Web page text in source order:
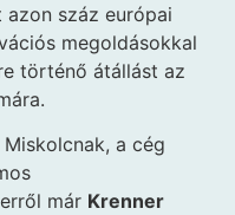
száz európai
megoldásokkal
történő átállást az
a cég
már Krenner